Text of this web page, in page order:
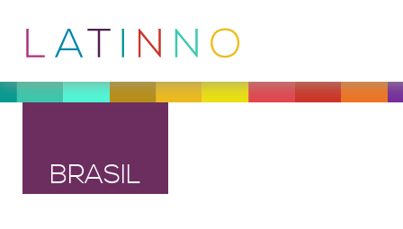
BRASIL